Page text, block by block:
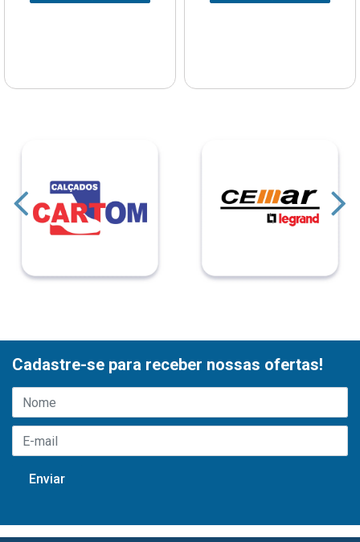
Cadastre-se para receber nossas ofertas!